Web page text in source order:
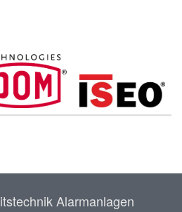
Alarmanlagen